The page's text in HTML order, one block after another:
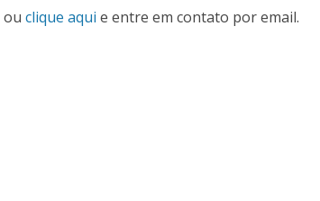
ou clique aqui e entre em contato por email.